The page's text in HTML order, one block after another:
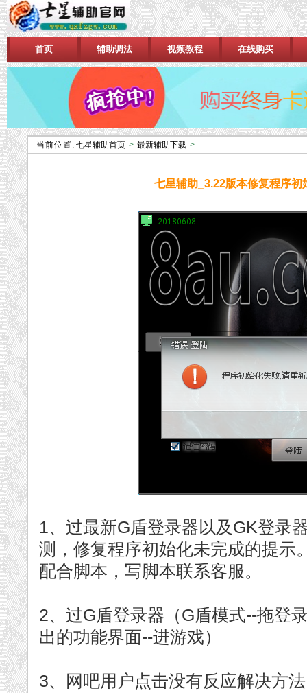
首页 辅助调法 视频教程 在线购买
当前位置: 七星辅助首页 > 最新辅助下载 >
七星辅助_3.22版本修复程序初
1、过最新G盾登录器以及GK登录
测，修复程序初始化未完成的提示
配合脚本，写脚本联系客服。
2、过G盾登录器（G盾模式--拖登
出的功能界面--进游戏）
3、网吧用户点击没有反应解决方